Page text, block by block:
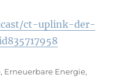
ct-uplink-der-
, Erneuerbare Energie,